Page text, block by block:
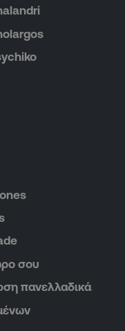
σου
πανελλαδικά